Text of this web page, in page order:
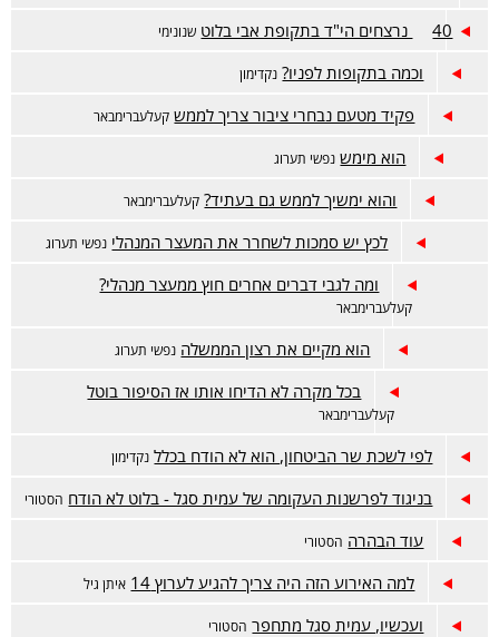
40 נרצחים הי"ד בתקופת אבי בלוט שנונימי
וכמה בתקופות לפניו? נקדימון
פקיד מטעם נבחרי ציבור צריך לממש קעלעברימבאר
הוא מימש נפשי תערוג
והוא ימשיך לממש גם בעתיד? קעלעברימבאר
לכץ יש סמכות לשחרר את המעצר המנהלי נפשי תערוג
ומה לגבי דברים אחרים חוץ ממעצר מנהלי?
קעלעברימבאר
הוא מקיים את רצון הממשלה נפשי תערוג
בכל מקרה לא הדיחו אותו אז הסיפור בוטל
קעלעברימבאר
לפי לשכת שר הביטחון, הוא לא הודח בכלל נקדימון
בניגוד לפרשנות העקומה של עמית סגל - בלוט לא הודח הסטורי
עוד הבהרה הסטורי
למה האירוע הזה היה צריך להגיע לערוץ 14 איתן גיל
ועכשיו, עמית סגל מתחפר הסטורי